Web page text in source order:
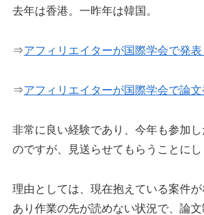
去年は香港。一昨年は韓国。
⇒アフィリエイターが国際学会で発
⇒アフィリエイターが国際学会で論文
非常に良い経験であり、今年も参加
のですが、見送らせてもらうことにし
理由としては、現在抱えている案件
あり作業の先が読めない状況で、論